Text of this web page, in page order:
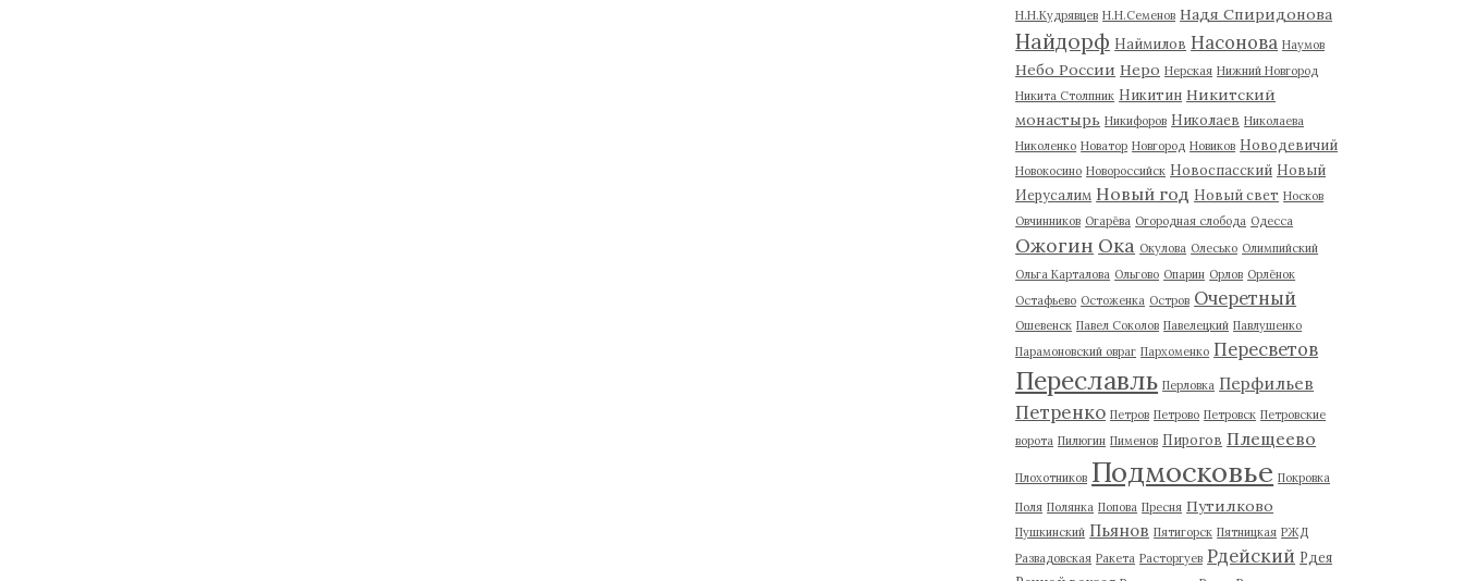
Н.Н.Кудрявцев Н.Н.Семенов Надя Спиридонова
Найдорф Наймилов Насонова Наумов
Небо России Неро Нерская Нижний Новгород
Никита Столпник Никитин Никитский
монастырь Никифоров Николаев Николаева
Николенко Новатор Новгород Новиков Новодевичий
Новокосино Новороссийск Новоспасский Новый
Иерусалим Новый год Новый свет Носков
Овчинников Огарёва Огородная слобода Одесса
Ожогин Ока Окулова Олесько Олимпийский
Ольга Карталова Ольгово Опарин Орлов Орлёнок
Остафьево Остоженка Остров Очеретный
Ошевенск Павел Соколов Павелецкий Павлушенко
Парамоновский овраг Пархоменко Пересветов
Переславль Перловка Перфильев
Петренко Петров Петрово Петровск Петровские
ворота Пилюгин Пименов Пирогов Плещеево
Плохотников Подмосковье Покровка
Поля Полянка Попова Пресня Путилково
Пушкинский Пьянов Пятигорск Пятницкая РЖД
Развадовская Ракета Расторгуев Рдейский Рдея